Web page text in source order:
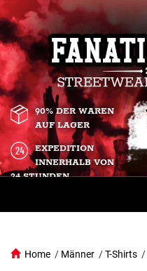
90% DER WAREN
AUF LAGER
EXPEDITION
INNERHALB VON
24 STUNDEN.
Home / Männer /T-Shirts /